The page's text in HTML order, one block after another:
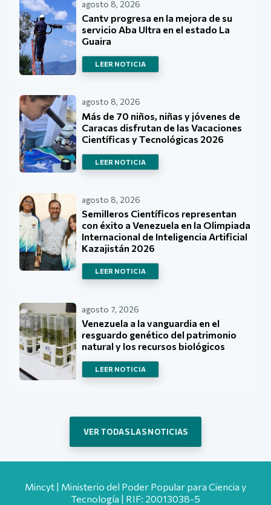
agosto 8, 2026
Cantv progresa en la mejora de su
servicio Aba Ultra en el estado La
Guaira
LEER NOTICIA
agosto 8, 2026
Más de 70 niños, niñas y jóvenes de
Caracas disfrutan de las Vacaciones
Científicas y Tecnológicas 2026
LEER NOTICIA
agosto 8, 2026
Semilleros Científicos representan
con éxito a Venezuela en la Olimpiada
Internacional de Inteligencia Artificial
Kazajistán 2026
LEER NOTICIA
agosto 7, 2026
Venezuela a la vanguardia en el
resguardo genético del patrimonio
natural y los recursos biológicos
LEER NOTICIA
VER TODAS LAS NOTICIAS
Mincyt | Ministerio del Poder Popular para Ciencia y
Tecnología | RIF: 20013038-5